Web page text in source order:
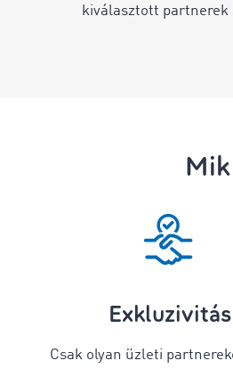
kiválasztott partnerek
Exkluzivitás
Csak olyan üzleti